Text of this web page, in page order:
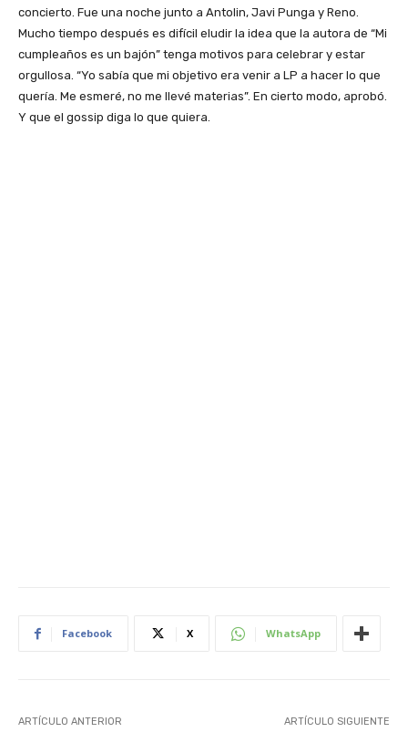
concierto. Fue una noche junto a Antolin, Javi Punga y Reno.
Mucho tiempo después es difícil eludir la idea que la autora de “Mi
cumpleaños es un bajón” tenga motivos para celebrar y estar
orgullosa. “Yo sabía que mi objetivo era venir a LP a hacer lo que
quería. Me esmeré, no me llevé materias”. En cierto modo, aprobó.
Y que el gossip diga lo que quiera.
Facebook X WhatsApp
ARTÍCULO ANTERIOR ARTÍCULO SIGUIENTE